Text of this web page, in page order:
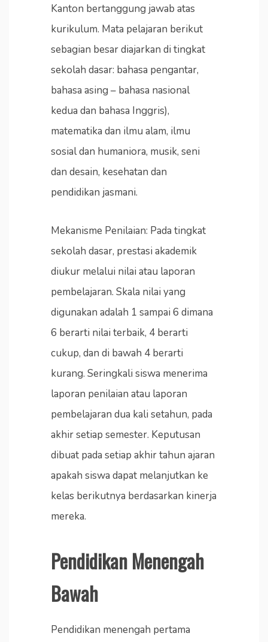
Kanton bertanggung jawab atas
kurikulum. Mata pelajaran berikut
sebagian besar diajarkan di tingkat
sekolah dasar: bahasa pengantar,
bahasa asing – bahasa nasional
kedua dan bahasa Inggris),
matematika dan ilmu alam, ilmu
sosial dan humaniora, musik, seni
dan desain, kesehatan dan
pendidikan jasmani.
Mekanisme Penilaian: Pada tingkat
sekolah dasar, prestasi akademik
diukur melalui nilai atau laporan
pembelajaran. Skala nilai yang
digunakan adalah 1 sampai 6 dimana
6 berarti nilai terbaik, 4 berarti
cukup, dan di bawah 4 berarti
kurang. Seringkali siswa menerima
laporan penilaian atau laporan
pembelajaran dua kali setahun, pada
akhir setiap semester. Keputusan
dibuat pada setiap akhir tahun ajaran
apakah siswa dapat melanjutkan ke
kelas berikutnya berdasarkan kinerja
mereka.
Pendidikan Menengah
Bawah
Pendidikan menengah pertama